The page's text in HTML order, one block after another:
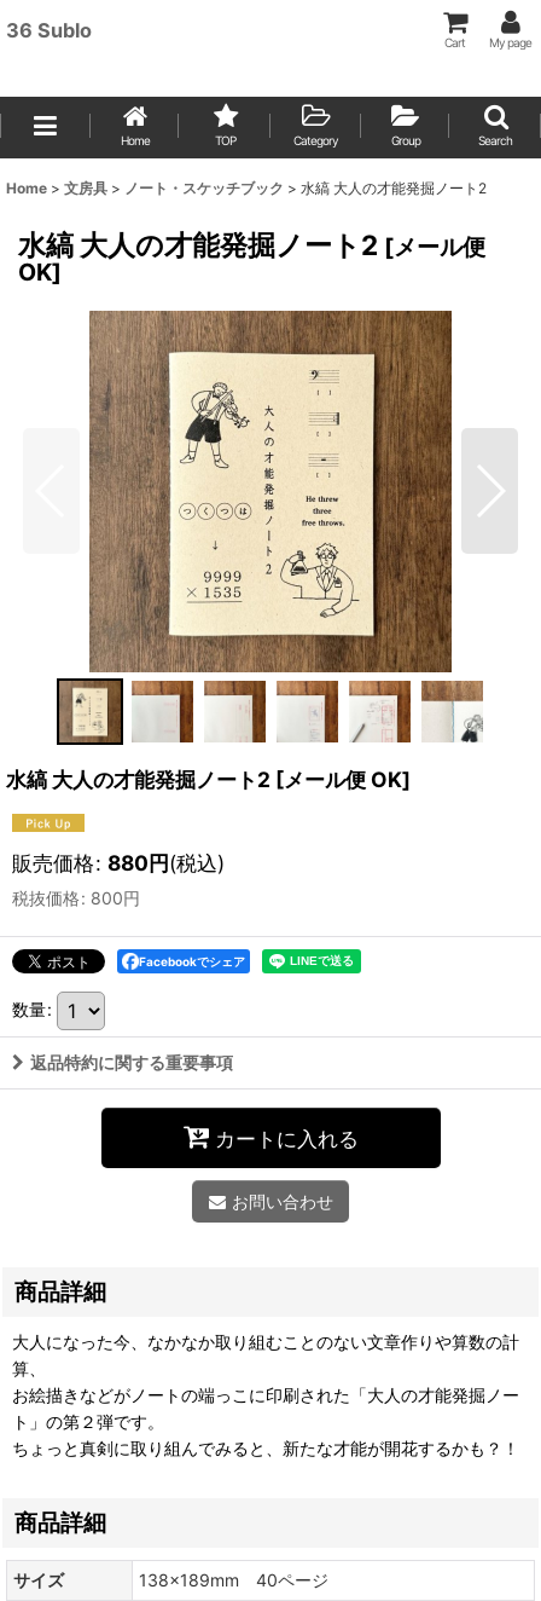
36 Sublo
Cart My page
Home TOP Category Group Search
Home > 文房具 > ノート・スケッチブック > 水縞 大人の才能発掘ノート2
水縞 大人の才能発掘ノート2 [メール便
OK]
水縞 大人の才能発掘ノート2 [メール便 OK]
販売価格: 880円(税込)
税抜価格: 800円
Facebookでシェア
数量:
返品特約に関する重要事項
カートに入れる
お問い合わせ
商品詳細
大人になった今、なかなか取り組むことのない文章作りや算数の計
算、
お絵描きなどがノートの端っこに印刷された「大人の才能発掘ノー
ト」の第２弾です。
ちょっと真剣に取り組んでみると、新たな才能が開花するかも？！
商品詳細
サイズ
138×189mm 40ページ